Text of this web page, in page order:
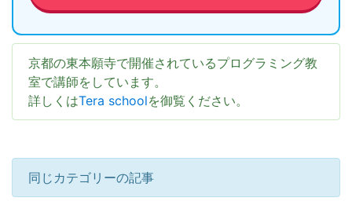
京都の東本願寺で開催されているプログラミング教
室で講師をしています。
詳しくはTera schoolを御覧ください。
同じカテゴリーの記事